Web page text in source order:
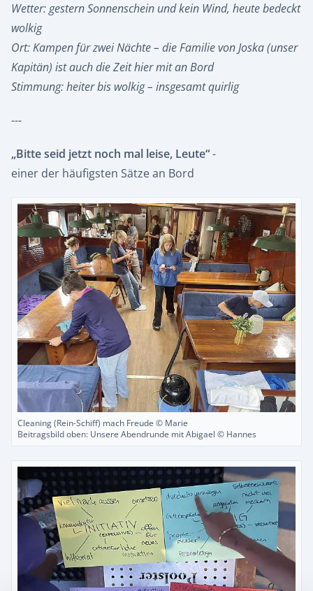
Wetter: gestern Sonnenschein und kein Wind, heute bedeckt
wolkig
Ort: Kampen für zwei Nächte – die Familie von Joska (unser
Kapitän) ist auch die Zeit hier mit an Bord
Stimmung: heiter bis wolkig – insgesamt quirlig
---
„Bitte seid jetzt noch mal leise, Leute“-
einer der häufigsten Sätze an Bord
Cleaning (Rein-Schiff) mach Freude © Marie
Beitragsbild oben: Unsere Abendrunde mit Abigael © Hannes